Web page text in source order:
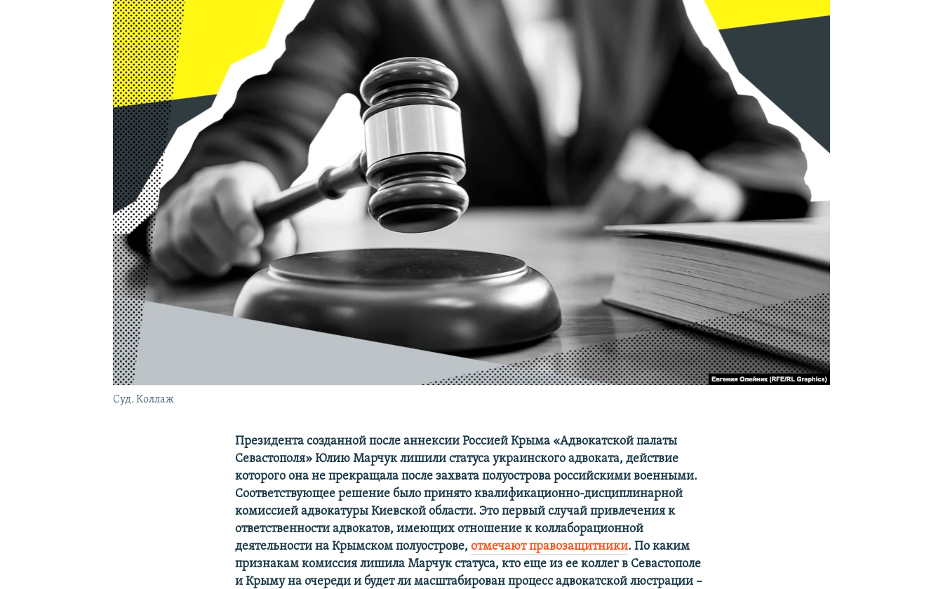
КРЫМ.НЕПОКОРЕННЫЙ
УКРАИНСКАЯ ПРОБЛЕМА КРЫМА
Суд. Коллаж
Президента созданной после аннексии Россией Крыма «Адвокатской палаты
Севастополя» Юлию Марчук лишили статуса украинского адвоката, действие
которого она не прекращала после захвата полуострова российскими военными.
Соответствующее решение было принято квалификационно-дисциплинарной
комиссией адвокатуры Киевской области. Это первый случай привлечения к
ответственности адвокатов, имеющих отношение к коллаборационной
деятельности на Крымском полуострове,отмечают правозащитники. По каким
признакам комиссия лишила Марчук статуса, кто еще из ее коллег в Севастополе
и Крыму на очереди и будет ли масштабирован процесс адвокатской люстрации –